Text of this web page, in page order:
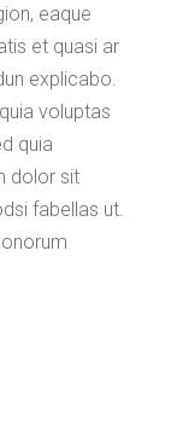
eaque
et quasi ar
explicabo.
voluptas
quia
dolor sit
fabellas ut.